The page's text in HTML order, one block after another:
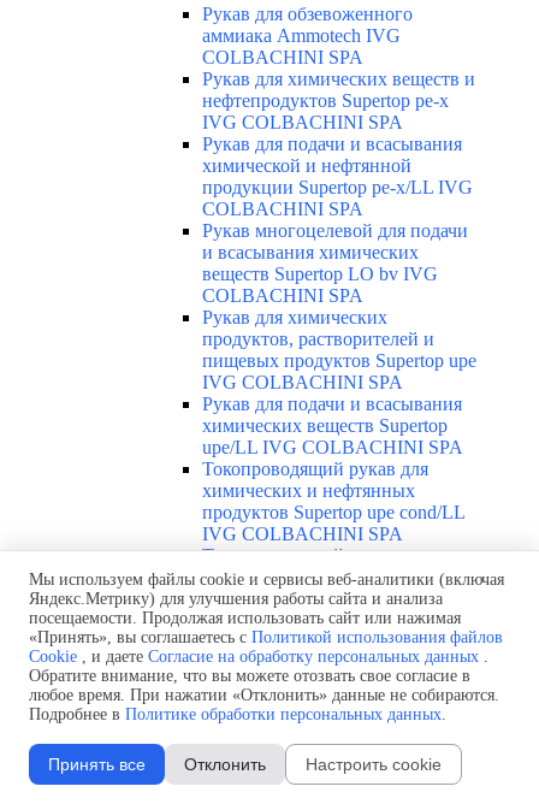
Рукав для обзевоженного
аммиака Ammotech IVG
COLBACHINI SPA
Рукав для химических веществ и
нефтепродуктов Supertop pe-x
IVG COLBACHINI SPA
Рукав для подачи и всасывания
химической и нефтянной
продукции Supertop pe-x/LL IVG
COLBACHINI SPA
Рукав многоцелевой для подачи
и всасывания химических
веществ Supertop LO bv IVG
COLBACHINI SPA
Рукав для химических
продуктов, растворителей и
пищевых продуктов Supertop upe
IVG COLBACHINI SPA
Рукав для подачи и всасывания
химических веществ Supertop
upe/LL IVG COLBACHINI SPA
Токопроводящий рукав для
химических и нефтянных
продуктов Supertop upe cond/LL
IVG COLBACHINI SPA
Токопроводящий рукав для
химических и пищевых
продуктов Thunderflex IVG
COLBACHINI SPA
Рукав для химических веществ и
растворителей Teflex IVG
COLBACHINI SPA
Рукав для химических веществ и
растворителей Teflex omega IVG
COLBACHINI SPA
Токопроводящий рукав для
Мы используем файлы cookie и сервисы веб-аналитики (включая
Яндекс.Метрику) для улучшения работы сайта и анализа
посещаемости. Продолжая использовать сайт или нажимая
«Принять», вы соглашаетесь с Политикой использования файлов
Cookie , и даете Согласие на обработку персональных данных .
Обратите внимание, что вы можете отозвать свое согласие в
любое время. При нажатии «Отклонить» данные не собираются.
Подробнее в Политике обработки персональных данных.
Принять все Отклонить Настроить cookie